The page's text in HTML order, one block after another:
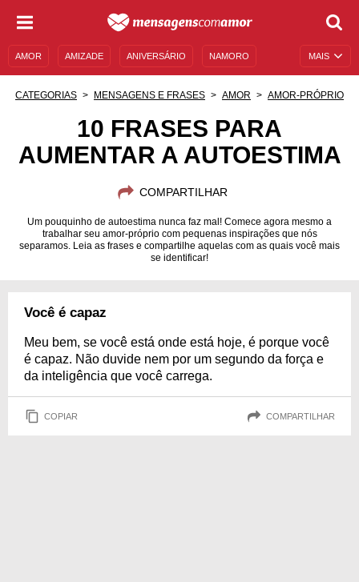
MAIS
AMOR AMIZADE ANIVERSÁRIO NAMORO
MENSAGENS E FRASES MENSAGENS DE ANIVERSÁRIO
CATEGORIAS MENSAGENS E FRASES AMOR AMOR-PRÓPRIO
10 FRASES PARA
AUMENTAR A AUTOESTIMA
COMPARTILHAR
Um pouquinho de autoestima nunca faz mal! Comece agora mesmo a
trabalhar seu amor-próprio com pequenas inspirações que nós
separamos. Leia as frases e compartilhe aquelas com as quais você mais
se identificar!
Você é capaz
Meu bem, se você está onde está hoje, é porque você
é capaz. Não duvide nem por um segundo da força e
da inteligência que você carrega.
COPIAR COMPARTILHAR